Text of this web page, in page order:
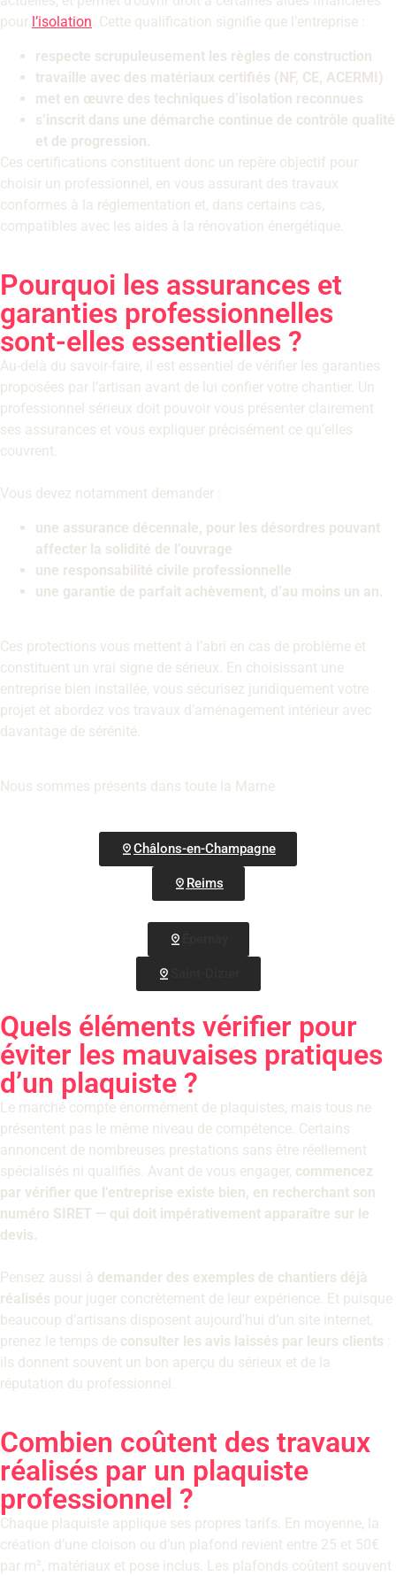
pour l’isolation . Cette qualification signifie que l’entreprise :
respecte scrupuleusement les règles de construction
travaille avec des matériaux certifiés (NF, CE, ACERMI)
met en œuvre des techniques d’isolation reconnues
s’inscrit dans une démarche continue de contrôle qualité
et de progression.
Ces certifications constituent donc un repère objectif pour
choisir un professionnel, en vous assurant des travaux
conformes à la réglementation et, dans certains cas,
compatibles avec les aides à la rénovation énergétique.
Pourquoi les assurances et
garanties professionnelles
sont-elles essentielles ?
Au-delà du savoir-faire, il est essentiel de vérifier les garanties
proposées par l’artisan avant de lui confier votre chantier. Un
professionnel sérieux doit pouvoir vous présenter clairement
ses assurances et vous expliquer précisément ce qu’elles
couvrent.
Vous devez notamment demander :
une assurance décennale, pour les désordres pouvant
affecter la solidité de l’ouvrage
une responsabilité civile professionnelle
une garantie de parfait achèvement, d’au moins un an.
Ces protections vous mettent à l’abri en cas de problème et
constituent un vrai signe de sérieux. En choisissant une
entreprise bien installée, vous sécurisez juridiquement votre
projet et abordez vos travaux d’aménagement intérieur avec
davantage de sérénité.
Nous sommes présents dans toute la Marne
Châlons-en-Champagne
Reims
Quels éléments vérifier pour
éviter les mauvaises pratiques
d’un plaquiste ?
Le marché compte énormément de plaquistes, mais tous ne
présentent pas le même niveau de compétence. Certains
annoncent de nombreuses prestations sans être réellement
spécialisés ni qualifiés. Avant de vous engager, commencez
par vérifier que l’entreprise existe bien, en recherchant son
numéro SIRET — qui doit impérativement apparaître sur le
devis.
Pensez aussi à demander des exemples de chantiers déjà
réalisés pour juger concrètement de leur expérience. Et puisque
beaucoup d’artisans disposent aujourd’hui d’un site internet,
prenez le temps de consulter les avis laissés par leurs clients
ils donnent souvent un bon aperçu du sérieux et de la
réputation du professionnel.
Combien coûtent des travaux
réalisés par un plaquiste
professionnel ?
Chaque plaquiste applique ses propres tarifs. En moyenne, la
création d’une cloison ou d’un plafond revient entre 25 et 50€
par m², matériaux et pose inclus. Les plafonds coûtent souvent